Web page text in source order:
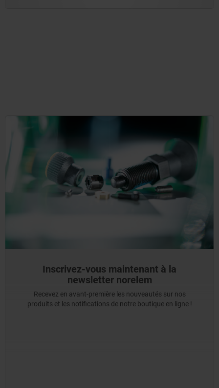
Inscrivez-vous maintenant à la
newsletter norelem
Recevez en avant-première les nouveautés sur nos
produits et les notifications de notre boutique en ligne !